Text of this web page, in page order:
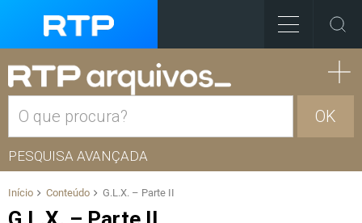
OK
PESQUISA AVANÇADA
Início Conteúdo G.L.X. – Parte II